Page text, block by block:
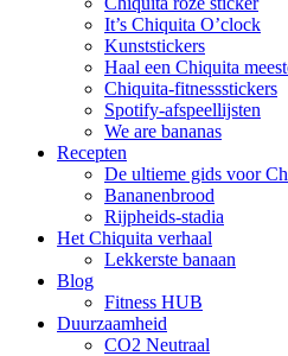
It’s Chiquita O’clock
Kunststickers
Haal een Chiquita
Chiquita-fitnessstickers
Spotify-afspeellijsten
We are bananas
Recepten
De ultieme gids voor
Bananenbrood
Rijpheids-stadia
Het Chiquita verhaal
Lekkerste banaan
Blog
Fitness HUB
Duurzaamheid
CO2 Neutraal